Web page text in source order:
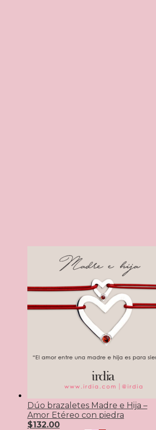
Dúo brazaletes Madre e Hija –
Amor Etéreo con piedra
$132.00